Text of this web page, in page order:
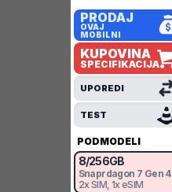
PRODAJ
OVAJ
MOBILNI
KUPOVINA
SPECIFIKACIJA
TEST
UPOREDI
PODMODELI
8/256GB
Snaprdagon 7 Gen 4
2x SIM, 1x eSIM